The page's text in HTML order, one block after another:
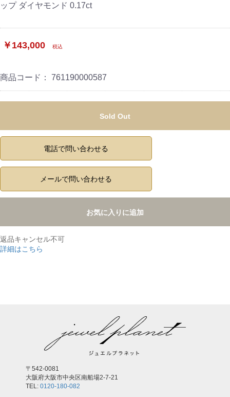
ップ ダイヤモンド 0.17ct
￥143,000 税込
商品コード： 761190000587
Sold Out
電話で問い合わせる
メールで問い合わせる
お気に入りに追加
返品キャンセル不可
詳細はこちら
〒542-0081
大阪府大阪市中央区南船場2-7-21
TEL: 0120-180-082